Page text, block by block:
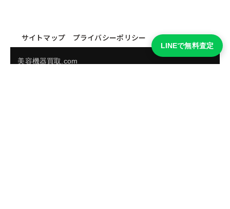
サイトマップ プライバシーポリシー
美容機器買取.com
LINEで無料査定